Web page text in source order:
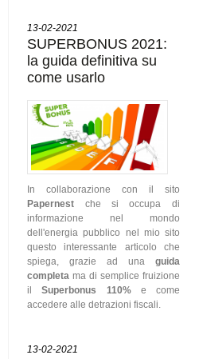
13-02-2021
SUPERBONUS 2021:
la guida definitiva su
come usarlo
In collaborazione con il sito
Papernest che si occupa di
informazione nel mondo
dell'energia pubblico nel mio sito
questo interessante articolo che
spiega, grazie ad una guida
completa ma di semplice fruizione
ilSuperbonus 110%e come
accedere alle detrazioni fiscali.
13-02-2021